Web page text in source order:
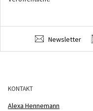
Newsletter
KONTAKT
Alexa Hennemann